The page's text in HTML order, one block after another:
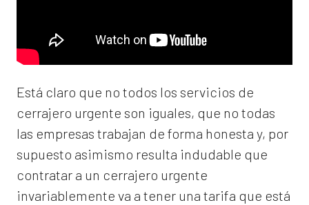
Está claro que no todos los servicios de
cerrajero urgente son iguales, que no todas
las empresas trabajan de forma honesta y, por
supuesto asimismo resulta indudable que
contratar a un cerrajero urgente
invariablemente va a tener una tarifa que está